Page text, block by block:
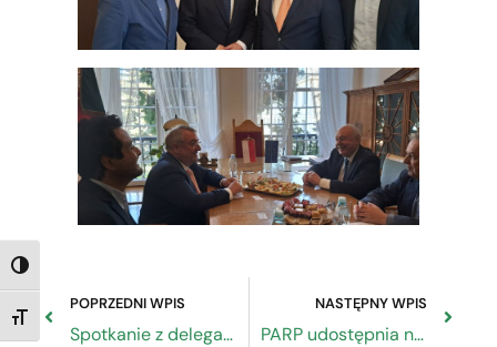
TOGGLE HIGH CONTRAST
TOGGLE FONT SIZE
POPRZEDNI WPIS
Spotkanie z delegacją Izby Gospodarczej Austrii
NASTĘPNY WPIS
PARP udostępnia nowe webinarium: „Wakacje składkowe – najważniejsze aspekty praktyczne”